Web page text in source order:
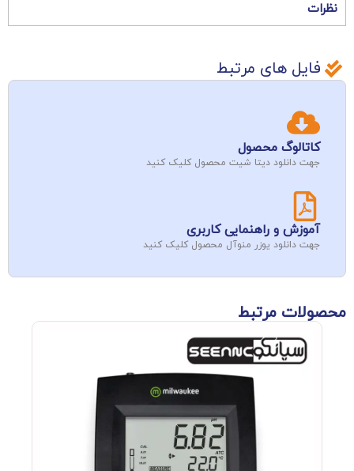
نظرات
فایل های مرتبط
کاتالوگ محصول
جهت دانلود دیتا شیت محصول کلیک کنید
آموزش و راهنمایی کاربری
جهت دانلود یوزر منوآل محصول کلیک کنید
محصولات مرتبط